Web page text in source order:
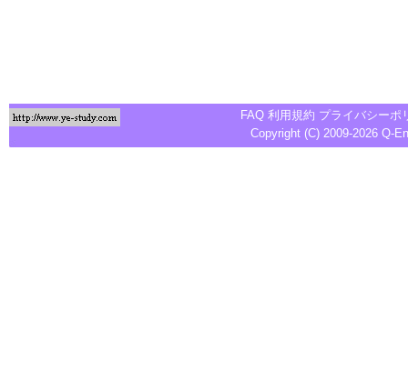
FAQ 利用規約 プライバシーポ
Copyright (C) 2009-2026 Q-